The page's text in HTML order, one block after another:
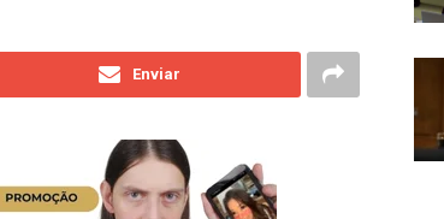
Enviar